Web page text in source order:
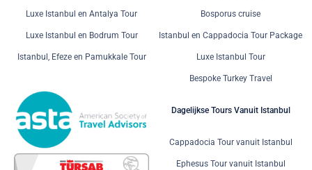
Luxe Istanbul en Antalya Tour
Luxe Istanbul en Bodrum Tour
Istanbul, Efeze en Pamukkale Tour
Bosporus cruise
Istanbul en Cappadocia Tour Package
Luxe Istanbul Tour
Bespoke Turkey Travel
Dagelijkse Tours Vanuit Istanbul
Cappadocia Tour vanuit Istanbul
Ephesus Tour vanuit Istanbul